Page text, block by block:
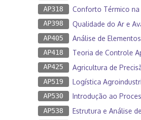
AP318 Conforto Térmico
AP398 Qualidade do Ar e
AP405 Análise de
AP418 Teoria de Controle
AP425 Agricultura de
AP519 Logística
AP530 Introdução ao
AP538 Estrutura e Análise